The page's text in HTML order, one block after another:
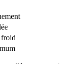
froid